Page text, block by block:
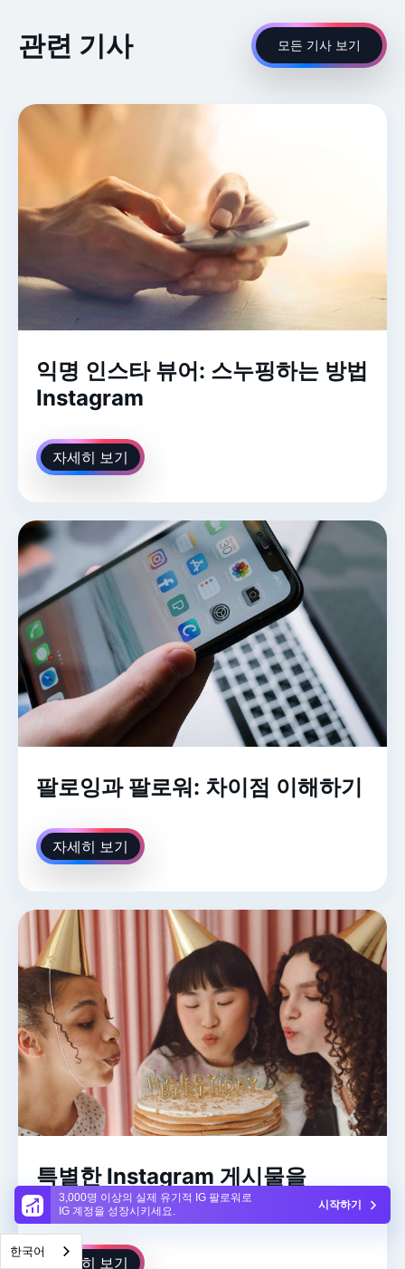
3,000명 이상의 실제 유기적 IG 팔로워로
IG 계정을 성장시키세요.
시작하기
관련 기사 모든 기사 보기
익명 인스타 뷰어: 스누핑하는 방법
Instagram
자세히 보기
팔로잉과 팔로워: 차이점 이해하기
자세히 보기
특별한 Instagram 게시물을
Instagram 생일 캡션!
자세히 보기
한국어